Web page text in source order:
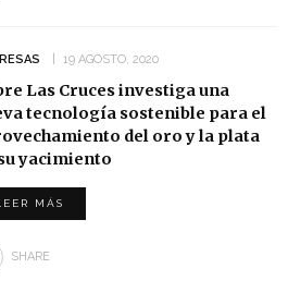
19 AGOSTO, 2020
Las Cruces investiga una
tecnología sostenible para el
del oro y la plata
yacimiento
MÁS
SHARE